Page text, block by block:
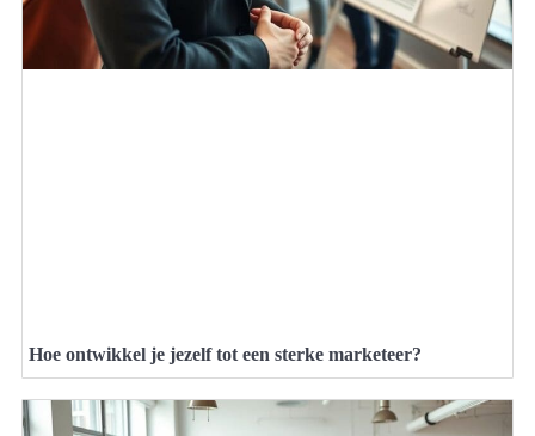
Hoe ontwikkel je jezelf tot een sterke marketeer?